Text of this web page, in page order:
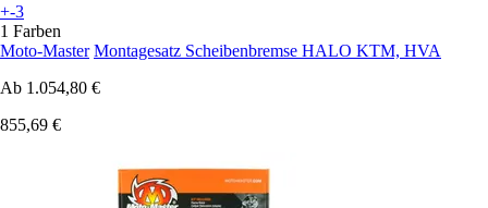
+-3
1 Farben
Moto-Master Montagesatz Scheibenbremse HALO KTM, HVA
Ab 1.054,80 €
855,69 €